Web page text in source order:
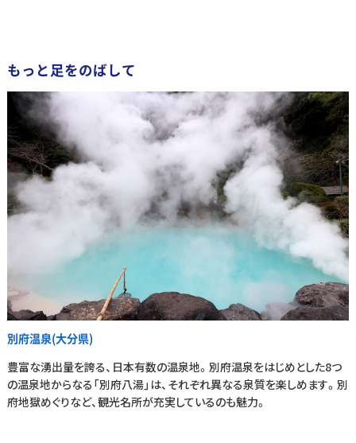
もっと足をのばして
別府温泉(大分県)
豊富な湧出量を誇る、日本有数の温泉地。別府温泉をはじめとした8つ
の温泉地からなる「別府八湯」は、それぞれ異なる泉質を楽しめます。別
府地獄めぐりなど、観光名所が充実しているのも魅力。